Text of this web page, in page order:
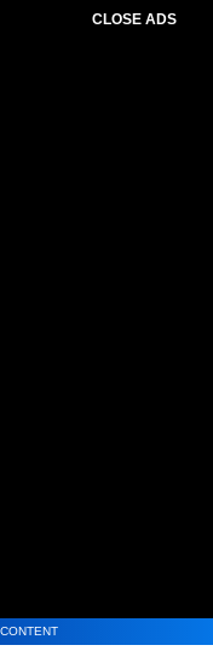
CLOSE ADS